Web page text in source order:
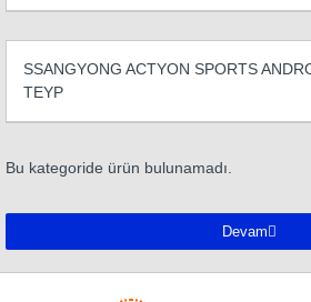
SSANGYONG ACTYON SPORTS
TEYP
Bu kategoride ürün bulunamadı.
Devam